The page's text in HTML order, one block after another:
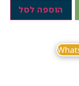
הוספה לסל